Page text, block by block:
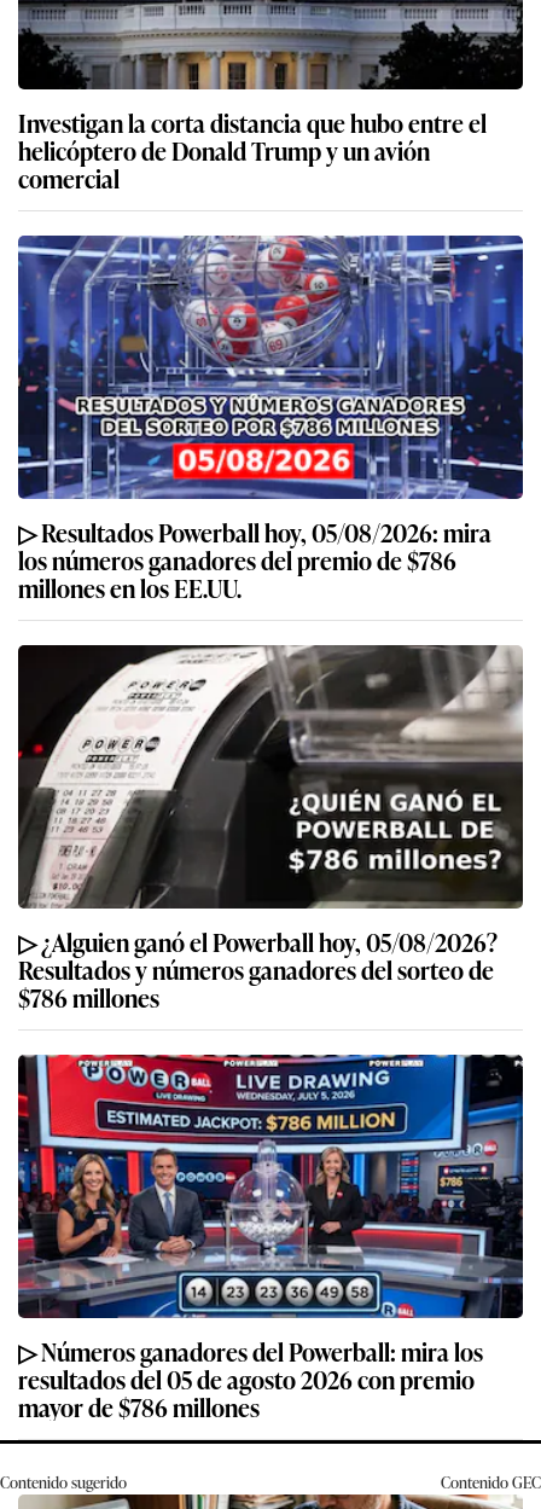
Investigan la corta distancia que hubo entre el
helicóptero de Donald Trump y un avión
comercial
▷ Resultados Powerball hoy, 05/08/2026: mira
los números ganadores del premio de $786
millones en los EE.UU.
▷ ¿Alguien ganó el Powerball hoy, 05/08/2026?
Resultados y números ganadores del sorteo de
$786 millones
▷ Números ganadores del Powerball: mira los
resultados del 05 de agosto 2026 con premio
mayor de $786 millones
Contenido sugerido ContenidoGEC